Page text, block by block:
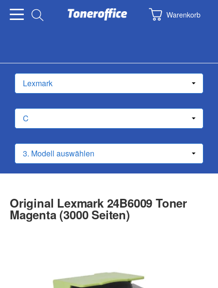
Warenkorb
Original Lexmark 24B6009 Toner
Magenta (3000 Seiten)